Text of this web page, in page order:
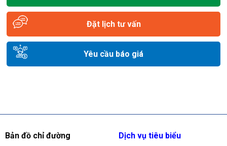
Đặt lịch tư vấn
Yêu cầu báo giá
Bản đồ chỉ đường Dịch vụ tiêu biểu